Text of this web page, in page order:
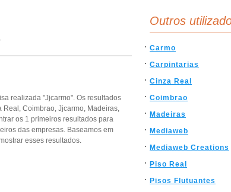
realizada "Jjcarmo". Os resultados
Coimbrao, Jjcarmo, Madeiras,
os 1 primeiros resultados para
das empresas. Baseamos em
esses resultados.
Outros
Carmo
Carpintarias
Cinza Real
Coimbrao
Madeiras
Mediaweb
Mediaweb Creations
Piso Real
Pisos Flutuantes